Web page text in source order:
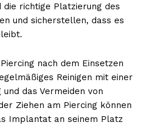
richtige Platzierung des
und sicherstellen, dass es
nach dem Einsetzen
Reinigen mit einer
das Vermeiden von
Ziehen am Piercing können
Implantat an seinem Platz